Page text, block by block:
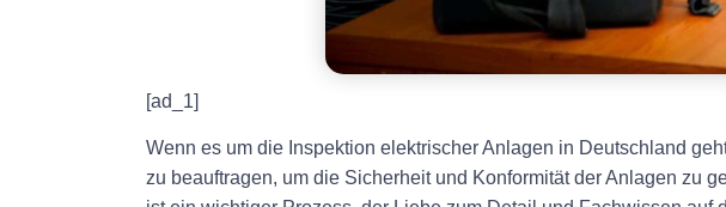
[ad_1]
Wenn es um die Inspektion elektrischer Anlagen in Deutschland
zu beauftragen, um die Sicherheit und Konformität der Anlagen zu